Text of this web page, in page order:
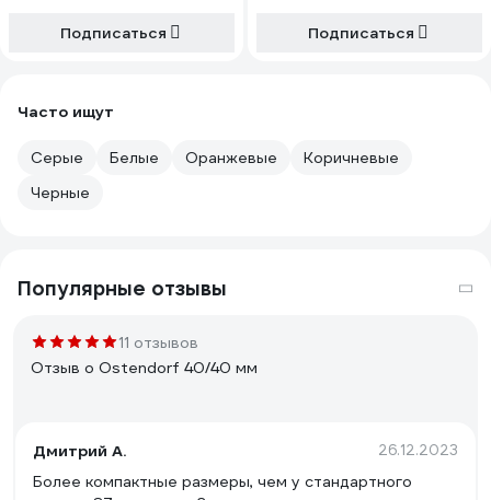
Подписаться Подписаться
Часто ищут
Серые Белые Оранжевые
Коричневые
Черные
Популярные отзывы
11 отзывов
Отзыв о Ostendorf 40/40 мм
Дмитрий А. 26.12.2023
Более компактные размеры, чем у стандартного